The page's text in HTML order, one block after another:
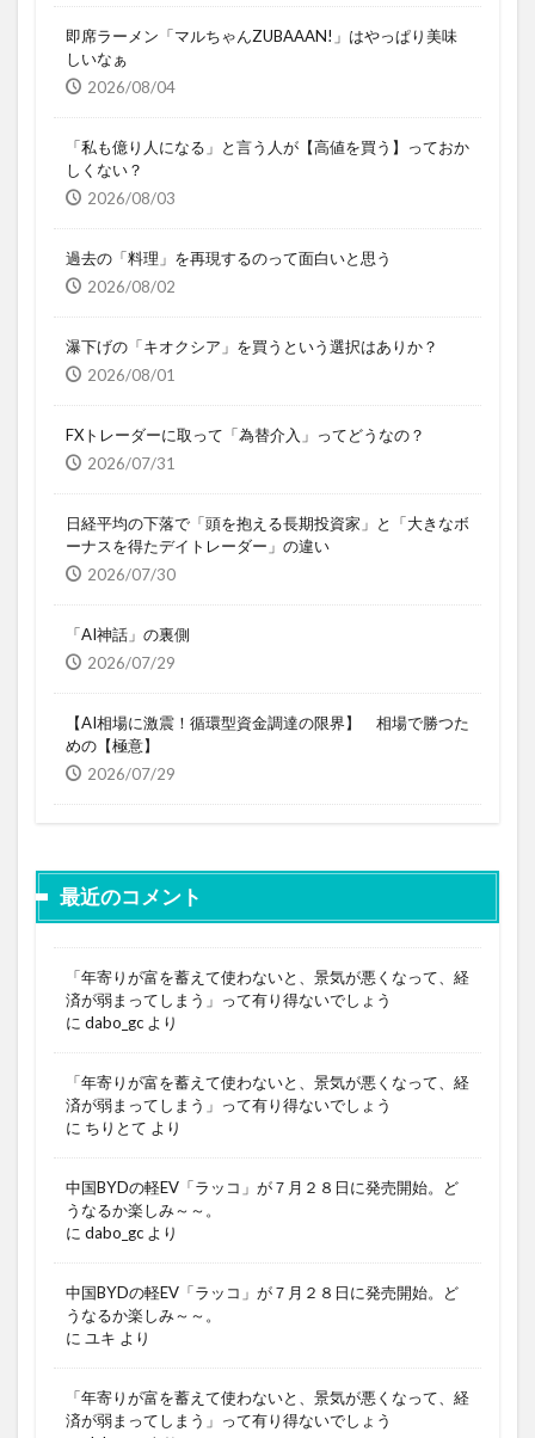
即席ラーメン「マルちゃんZUBAAAN!」はやっぱり美味
しいなぁ
2026/08/04
「私も億り人になる」と言う人が【高値を買う】っておか
しくない？
2026/08/03
過去の「料理」を再現するのって面白いと思う
2026/08/02
瀑下げの「キオクシア」を買うという選択はありか？
2026/08/01
FXトレーダーに取って「為替介入」ってどうなの？
2026/07/31
日経平均の下落で「頭を抱える長期投資家」と「大きなボ
ーナスを得たデイトレーダー」の違い
2026/07/30
「AI神話」の裏側
2026/07/29
【AI相場に激震！循環型資金調達の限界】 相場で勝つた
めの【極意】
2026/07/29
最近のコメント
「年寄りが富を蓄えて使わないと、景気が悪くなって、経
済が弱まってしまう」って有り得ないでしょう
に dabo_gc より
「年寄りが富を蓄えて使わないと、景気が悪くなって、経
済が弱まってしまう」って有り得ないでしょう
に ちりとて より
中国BYDの軽EV「ラッコ」が７月２８日に発売開始。ど
うなるか楽しみ～～。
に dabo_gc より
中国BYDの軽EV「ラッコ」が７月２８日に発売開始。ど
うなるか楽しみ～～。
に ユキ より
「年寄りが富を蓄えて使わないと、景気が悪くなって、経
済が弱まってしまう」って有り得ないでしょう